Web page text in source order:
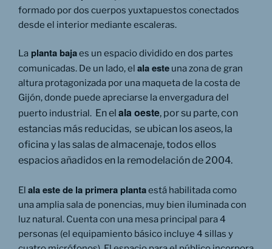
formado por dos cuerpos yuxtapuestos conectados
desde el interior mediante escaleras.
La planta bajaes un espacio dividido en dos partes
comunicadas. De un lado, el ala este una zona de gran
altura protagonizada por una maqueta de la costa de
Gijón, donde puede apreciarse la envergadura del
puerto industrial. En el ala oeste, por su parte, con
estancias más reducidas, se ubican los aseos, la
oficina y las salas de almacenaje, todos ellos
espacios añadidos en la remodelación de 2004.
El ala este de la primera plantaestá habilitada como
una amplia sala de ponencias, muy bien iluminada con
luz natural. Cuenta con una mesa principal para 4
personas (el equipamiento básico incluye 4 sillas y